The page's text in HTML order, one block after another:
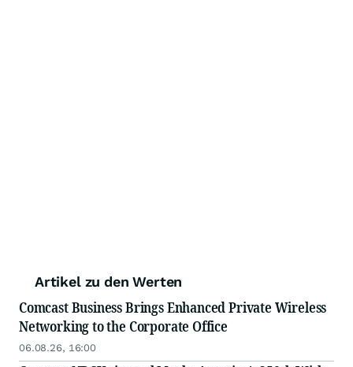
Artikel zu den Werten
Comcast Business Brings Enhanced Private Wireless
Networking to the Corporate Office
06.08.26, 16:00